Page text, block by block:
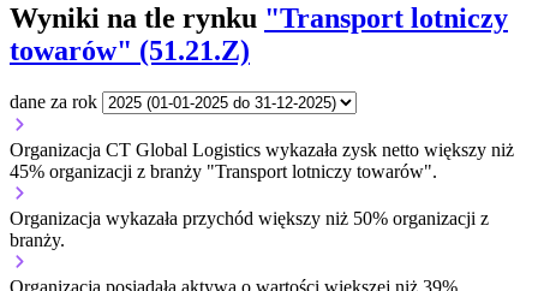
Wyniki na tle rynku "Transport lotniczy
towarów" (51.21.Z)
dane za rok
Organizacja CT Global Logistics wykazała zysk netto większy niż
45% organizacji z branży "Transport lotniczy towarów".
Organizacja wykazała przychód większy niż 50% organizacji z
branży.
Organizacja posiadała aktywa o wartości większej niż 39%